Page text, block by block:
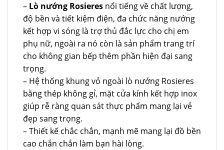
– Lò nướng Rosieres nổi tiếng về chất lượng,
độ bền và tiết kiệm điện, đa chức năng nướng
kết hợp vi sóng là trợ thủ đắc lực cho chị em
phụ nữ, ngoài ra nó còn là sản phẩm trang trí
cho không gian bếp thêm phần hiện đại sang
trọng.
– Hệ thống khung vỏ ngoài lò nướng Rosieres
bằng thép không gỉ, mặt cửa kính kết hợp inox
giúp rễ ràng quan sát thực phẩm mang lại vẻ
đẹp sang trọng.
– Thiết kế chắc chắn, mạnh mẽ mang lại đồ bền
cao chắn chắn làm bạn hài lòng.